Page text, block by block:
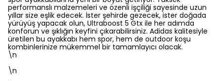
performanslı malzemeleri ve özenli işçiliği sayesinde uzun
yıllar size eşlik edecek. İster şehirde gezecek, ister doğada
yürüyüş yapacak olun, Ultraboost 5 Gtx ile her adımda
konforun ve şıklığın keyfini çıkarabilirsiniz. Adidas kalitesiyle
üretilen bu ayakkabı hem spor, hem de outdoor koşu
kombinlerinize mükemmel bir tamamlayıcı olacak.
\n
\n